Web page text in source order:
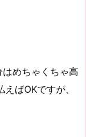
めちゃくちゃ高
ばOKですが、